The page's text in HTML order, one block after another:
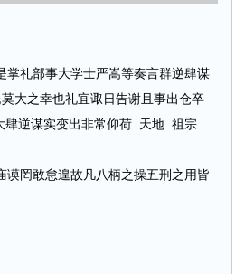
礼部事大学士严嵩等奏言群逆肆谋
大之幸也礼宜诹日告谢且事出仓卒
肆逆谋实变出非常仰荷 天地 祖宗
罔敢怠遑故凡八柄之操五刑之用皆